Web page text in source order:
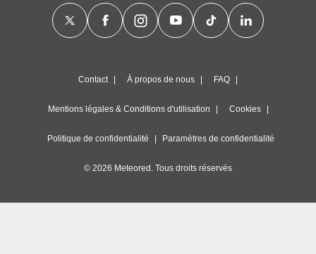
Contact À propos de nous FAQ
Mentions légales & Conditions d'utilisation Cookies
Politique de confidentialité Paramètres de confidentialité
© 2026 Meteored. Tous droits réservés